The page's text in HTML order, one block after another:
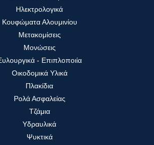
Ηλεκτρολογικά
Κουφώματα Αλουμινίου
Μετακομίσεις
Μονώσεις
- Επιπλοποιία
Οικοδομικά Υλικά
Πλακίδια
Ρολά Ασφαλείας
Τζάμια
Υδραυλικά
Ψυκτικά